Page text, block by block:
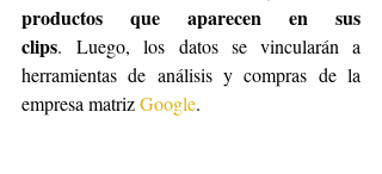
productos que aparecen en sus
clips. Luego, los datos se vincularán a
herramientas de análisis y compras de la
empresa matriz Google.